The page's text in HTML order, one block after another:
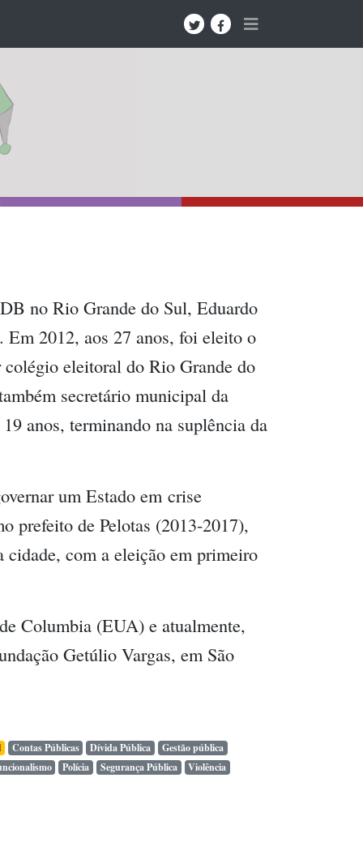
no Rio Grande do Sul, Eduardo
2012, aos 27 anos, foi eleito o
eleitoral do Rio Grande do
secretário municipal da
anos, terminando na suplência da
um Estado em crise
prefeito de Pelotas (2013-2017),
com a eleição em primeiro
Columbia (EUA) e atualmente,
Getúlio Vargas, em São
Contas Públicas Dívida Pública
Gestão pública
Polícia Segurança Pública
Violência